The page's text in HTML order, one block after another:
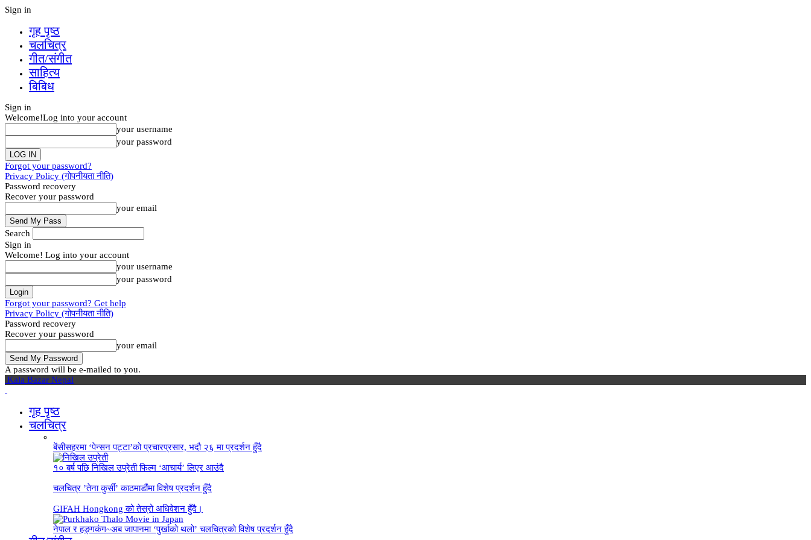
Sign in
गृह पृष्‍ठ
चलचित्र
गीत/संगीत
साहित्य
बिबिध
Sign in
Welcome!Log into your account
your username
your password
Forgot your password?
Privacy Policy (गोपनीयता नीति)
Password recovery
Recover your password
your email
Search
Sign in
Welcome! Log into your account
your username
your password
Forgot your password? Get help
Privacy Policy (गोपनीयता नीति)
Password recovery
Recover your password
your email
A password will be e-mailed to you.
Kala Bazar Nepal
गृह पृष्‍ठ
चलचित्र
बेंसीसहरमा ‘पेन्सन पट्टा’को प्रचारप्रसार, भदौ २६ मा प्रदर्शन हुँदै
१० बर्ष पछि निखिल उप्रेती फिल्म ‘आचार्य’ लिएर आउंदै
चलचित्र ’तेना कुर्सी’ काठमाडौंमा विशेष प्रदर्शन हुँदै
GIFAH Hongkong को तेस्रो अधिवेशन हुँदै।
नेपाल र हङ्गकंग~अब जापानमा ‘पुर्खाको थलो’ चलचित्रको विशेष प्रदर्शन हुँदै